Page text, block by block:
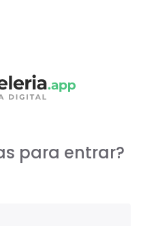
para entrar?